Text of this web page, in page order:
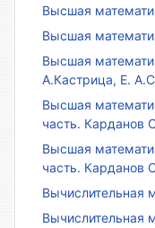
Высшая
Высшая
Высшая
А.Кастрица, Е.
Высшая
часть. Карданов
Высшая
часть. Карданов
Вычислительная
Вычислительная